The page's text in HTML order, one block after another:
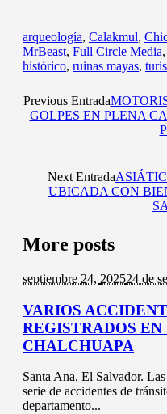
arqueología, Calakmul,
MrBeast, Full Circle Media,
histórico, ruinas mayas,
Previous Entrada
GOLPES EN PLENA
Next Entrada
UBICADA CON
More posts
septiembre 24, 202524 de
VARIOS
REGISTRADOS EN
CHALCHUAPA
Santa Ana, El Salvador.
serie de accidentes de
departamento...